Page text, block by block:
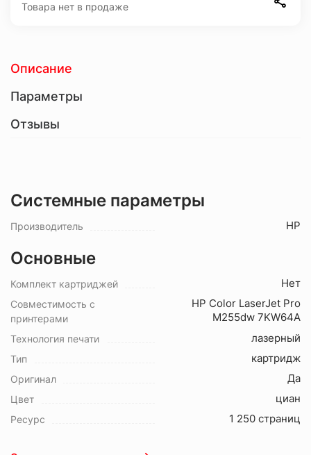
Товара нет в продаже
Описание
Параметры
Отзывы
Системные параметры
Производитель HP
Основные
Комплект картриджей Нет
Совместимость с
принтерами
HP Color LaserJet Pro
M255dw 7KW64A
Технология печати лазерный
Тип картридж
Оригинал Да
Цвет циан
Ресурс 1 250 страниц